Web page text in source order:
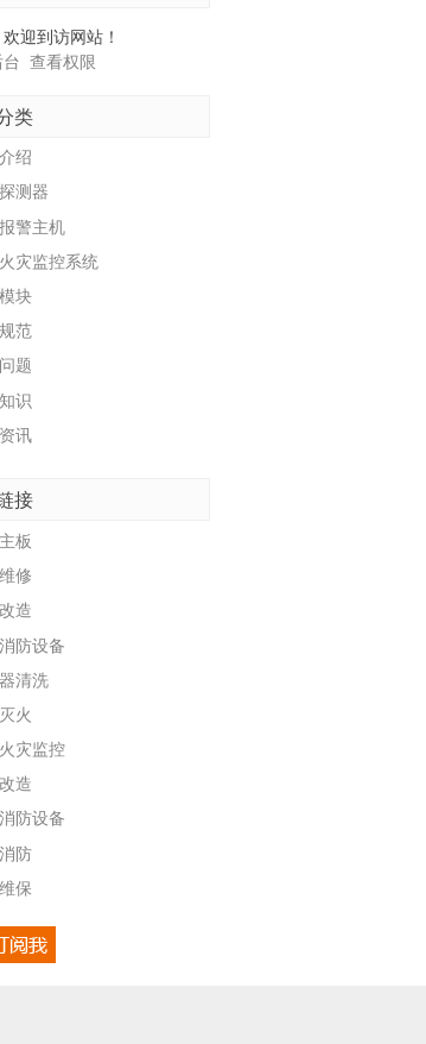
迎到访网站！
查看权限
类
绍
测器
警主机
灾监控系统
块
范
题
识
讯
接
板
修
造
防设备
清洗
火
灾监控
造
防设备
防
保